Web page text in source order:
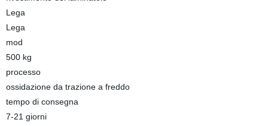
Lega
Lega
mod
500 kg
processo
ossidazione da trazione a freddo
tempo di consegna
7-21 giorni